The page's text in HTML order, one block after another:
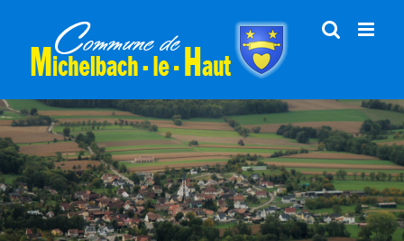
contenu